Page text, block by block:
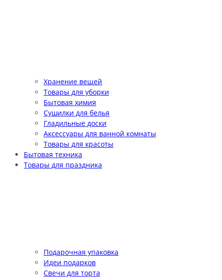
Хранение вещей
Товары для уборки
Бытовая химия
Сушилки для белья
Гладильные доски
Аксессуары для ванной комнаты
Товары для красоты
Бытовая техника
Товары для праздника
Подарочная упаковка
Идеи подарков
Свечи для торта